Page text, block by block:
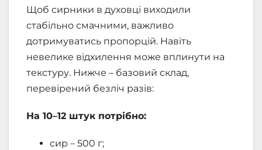
Щоб сирники в духовці виходили
стабільно смачними, важливо
дотримуватись пропорцій. Навіть
невелике відхилення може вплинути на
текстуру. Нижче – базовий склад,
перевірений безліч разів:
На 10–12 штук потрібно:
сир – 500 г;